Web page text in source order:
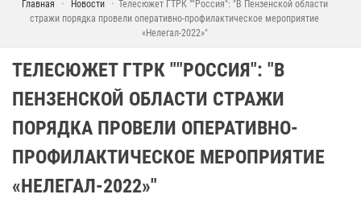
Главная Новости
Телесюжет ГТРК ""Россия": "В Пензенской области
стражи порядка провели оперативно-профилактическое мероприятие
«Нелегал-2022»"
ТЕЛЕСЮЖЕТ ГТРК ""РОССИЯ": "В
ПЕНЗЕНСКОЙ ОБЛАСТИ СТРАЖИ
ПОРЯДКА ПРОВЕЛИ ОПЕРАТИВНО-
ПРОФИЛАКТИЧЕСКОЕ МЕРОПРИЯТИЕ
«НЕЛЕГАЛ-2022»"